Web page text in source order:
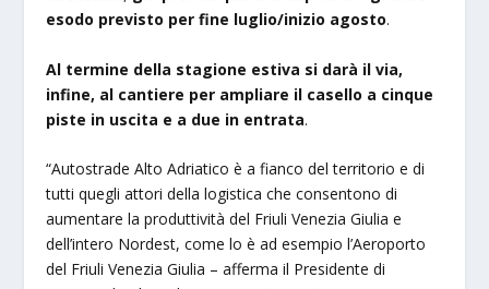
esodo previsto per fine luglio/inizio agosto.
Al termine della stagione estiva si darà il via,
infine, al cantiere per ampliare il casello a cinque
piste in uscita e a due in entrata.
“Autostrade Alto Adriatico è a fianco del territorio e di
tutti quegli attori della logistica che consentono di
aumentare la produttività del Friuli Venezia Giulia e
dell’intero Nordest, come lo è ad esempio l’Aeroporto
del Friuli Venezia Giulia – afferma il Presidente di